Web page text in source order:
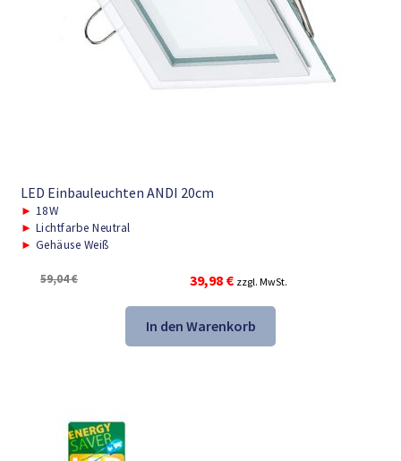
LED Einbauleuchten ANDI 20cm
► 18W
► Lichtfarbe Neutral
► Gehäuse Weiß
59,04€
Ursprünglicher
Preis
war:
59,04 €
39,98 €Aktueller
Preis
ist:
39,98 €.
zzgl. MwSt.
In den Warenkorb